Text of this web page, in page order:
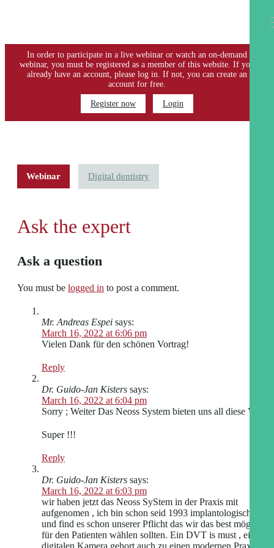
In order to participate in a live webinar or watch an on-demand
webinar, you must be registered as a member of this website. If you
already have an account, please log in. If not, you can create an
account for free.
Register now Login
Webinar Digital dentistry
Ask the expert
Ask a question
You must be logged in to post a comment.
Mr. Andreas Espei says:
March 16, 2022 at 6:06 pm
Vielen Dank für den schönen Vortrag!
Reply
Dr. Guido-Jan Kisters says:
March 16, 2022 at 6:04 pm
Sorry ; Weiter Das Neoss System bieten uns all diese
Super !!!
Reply
Dr. Guido-Jan Kisters says:
March 16, 2022 at 6:03 pm
wir haben jetzt das Neoss SyStem in der Praxis mit
aufgenomen , ich bin schon seid 1993 implantologisch tätig
und find es schon unserer Pflicht das wir das best mögliche
für den Patienten wählen sollten. Ein DVT is must , einen
digitalen Kamera gehort auch zu einen modernen Praxis.